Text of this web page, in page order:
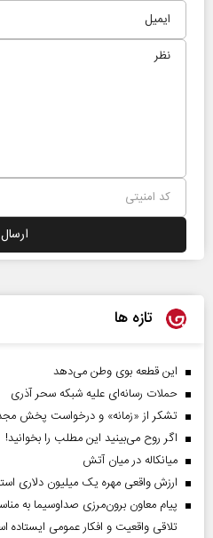
تازه ها
این قطعه بوی وطن می‌دهد
حملات رسانه‌ای علیه شبکه سحر آذری
تشکر از «زمانه» و درخواست پخش
اگر روح می‌بینید این مطلب را بخوانید!
میانکاله در میان آتش
ارزش واقعی مهره یک میلیون دلاری
پیام معاون برون‌مرزی صداوسیما به
تلاقی واقعیت و افکار عمومی ایستاده